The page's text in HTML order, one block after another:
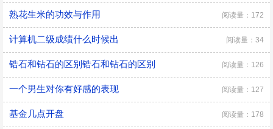
熟花生米的功效与作用 阅读量：172
计算机二级成绩什么时候出 阅读量：34
锆石和钻石的区别锆石和钻石的区别 阅读量：126
一个男生对你有好感的表现 阅读量：127
基金几点开盘 阅读量：178